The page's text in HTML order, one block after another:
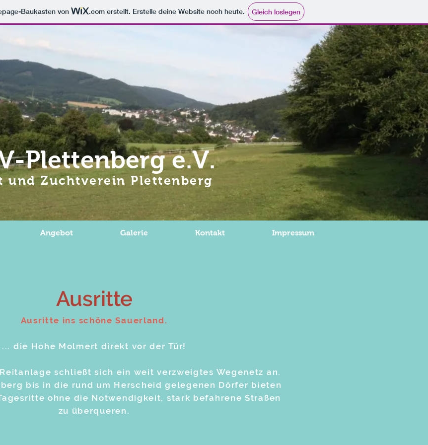
Baukasten von .com erstellt. Erstelle deine Website noch heute. Gleich loslegen
Plettenberg e.V.
und Zuchtverein Plettenberg
Angebot Galerie Kontakt Impressum
Ausritte
Ausritte ins schöne Sauerland.
... die Hohe Molmert direkt vor der Tür!
schließt sich ein weit verzweigtes Wegenetz an.
bis in die rund um Herscheid gelegenen Dörfer bieten
ohne die Notwendigkeit, stark befahrene Straßen
zu überqueren.